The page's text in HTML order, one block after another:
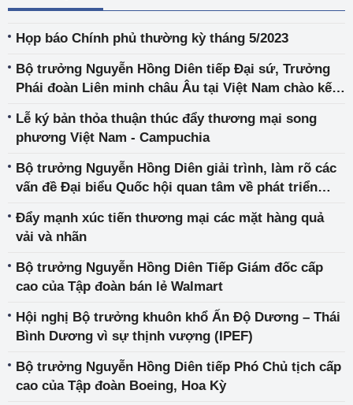
Họp báo Chính phủ thường kỳ tháng 5/2023
Bộ trưởng Nguyễn Hồng Diên tiếp Đại sứ, Trưởng
Phái đoàn Liên minh châu Âu tại Việt Nam chào kết
Lễ ký bản thỏa thuận thúc đẩy thương mại song
phương Việt Nam - Campuchia
Bộ trưởng Nguyễn Hồng Diên giải trình, làm rõ các
vấn đề Đại biểu Quốc hội quan tâm về phát triển
Đẩy mạnh xúc tiến thương mại các mặt hàng quả
vải và nhãn
Bộ trưởng Nguyễn Hồng Diên Tiếp Giám đốc cấp
cao của Tập đoàn bán lẻ Walmart
Hội nghị Bộ trưởng khuôn khổ Ấn Độ Dương – Thái
Bình Dương vì sự thịnh vượng (IPEF)
Bộ trưởng Nguyễn Hồng Diên tiếp Phó Chủ tịch cấp
cao của Tập đoàn Boeing, Hoa Kỳ